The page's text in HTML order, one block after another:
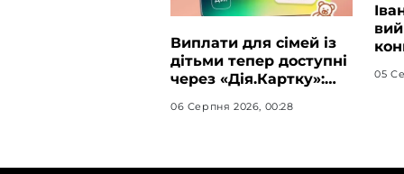
Виплати для сімей із
дітьми тепер доступні
через «Дія.Картку»:
06 Серпня 2026, 00:28
05